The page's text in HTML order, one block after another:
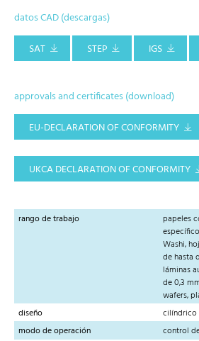
datos CAD (descargas)
SAT
STEP IGS
approvals and certificates (download)
EU-DECLARATION OF CONFORMITY
UKCA DECLARATION OF CONFORMITY
rango de trabajo
papeles
Washi,
de hasta
láminas
de 0,3
wafers,
diseño
cilíndrico
modo de operación
control